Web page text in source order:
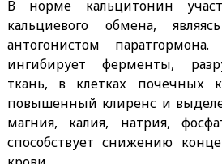
В норме кальцитонин
кальциевого обмена,
антогонистом
ингибирует ферменты,
ткань, в клетках почечных
повышенный клиренс и
магния, калия, натрия,
способствует снижению